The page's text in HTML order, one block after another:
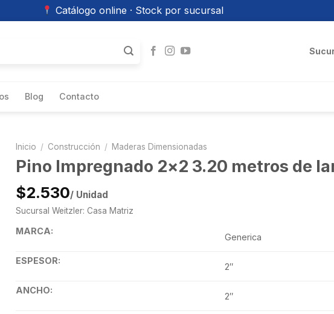
Catálogo online · Stock por sucursal
Blog Contacto
Inicio / Construcción / Maderas Dimensionadas
Pino Impregnado 2×2 3.20 metros de
$2.530/ Unidad
Sucursal Weitzler: Casa Matriz
MARCA:
Generica
ESPESOR:
2″
ANCHO:
2″